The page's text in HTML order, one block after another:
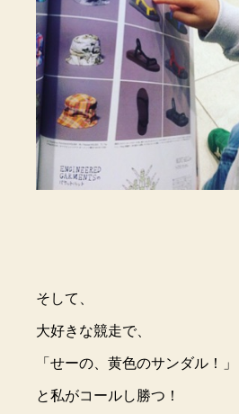
そして、
大好きな競走で、
「せーの、 黄色のサンダル！」
と私がコールし勝つ！